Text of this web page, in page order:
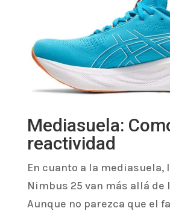
Mediasuela:
reactividad
En cuanto a la mediasuela,
Nimbus 25 van más allá de
Aunque no parezca que el